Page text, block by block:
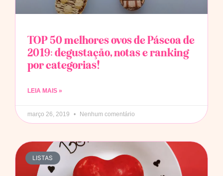
TOP 50 melhores ovos de Páscoa de
2019: degustação, notas e ranking
por categorias!
LEIA MAIS »
março 26, 2019 Nenhum comentário
LISTAS